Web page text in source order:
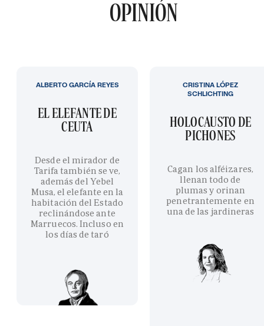
OPINIÓN
EL ELEFANTE DE
CEUTA
Desde el mirador de
Tarifa también se ve,
además del Yebel
Musa, el elefante en la
habitación del Estado
reclinándose ante
Marruecos. Incluso en
los días de taró
ALBERTO GARCÍA REYES
HOLOCAUSTO DE
PICHONES
Cagan los alféizares,
llenan todo de
plumas y orinan
penetrantemente en
una de las jardineras
CRISTINA LÓPEZ
SCHLICHTING